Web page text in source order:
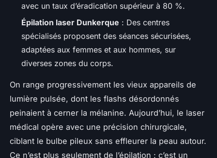
avec un taux d’éradication supérieur à 80 %.
Épilation laser Dunkerque : Des centres
spécialisés proposent des séances sécurisées,
adaptées aux femmes et aux hommes, sur
diverses zones du corps.
On range progressivement les vieux appareils de
lumière pulsée, dont les flashs désordonnés
peinaient à cerner la mélanine. Aujourd’hui, le laser
médical opère avec une précision chirurgicale,
ciblant le bulbe pileux sans effleurer la peau autour.
Ce n’est plus seulement de l’épilation : c’est un